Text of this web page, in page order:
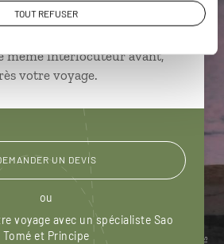
TOUT REFUSERmais aussi par email ou
même interlocuteur avant,
votre voyage.
UN DEVIS
ou
voyage avec un spécialiste Sao
Tomé et Principe